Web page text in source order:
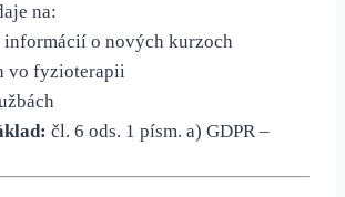
na:
informácií o nových kurzoch
vo fyzioterapii
čl. 6 ods. 1 písm. a) GDPR –